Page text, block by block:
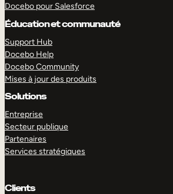
Docebo pour Salesforce
Éducation et communauté
Support Hub
Docebo Help
Docebo Community
Mises à jour des produits
Solutions
Entreprise
Secteur publique
Partenaires
Services stratégiques
Clients